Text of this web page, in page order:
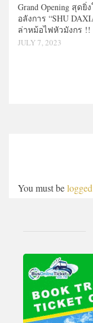
Grand Opening สุดยิ่
อลังการ “SHU
ล่าหม้อไฟหัวมังกร !!
JULY 7, 2023
You must be